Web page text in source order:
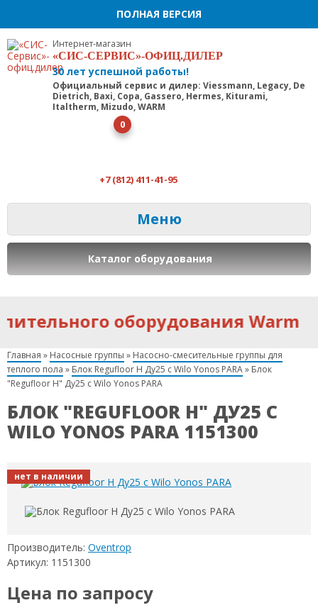
ПОЛНАЯ ВЕРСИЯ
Интернет-магазин
«СИС-СЕРВИС»-ОФИЦ.ДИЛЕР
30 лет успешной работы!
Официальный сервис и дилер: Viessmann, Legacy, De
Dietrich, Baxi, Copa, Gassero, Hermes, Kiturami,
Italtherm, Mizudo, WARM
0
+7 (812) 411-41-95
Меню
Каталог оборудования
оборудования Warm
Главная » Насосные группы » Насосно-смесительные группы для
теплого пола » Блок Regufloor H Ду25 с Wilo Yonos PARA» Блок
"Regufloor H" Ду25 с Wilo Yonos PARA
БЛОК "REGUFLOOR H" ДУ25 С
WILO YONOS PARA 1151300
нет в наличии
Производитель: Oventrop
Артикул: 1151300
Цена по запросу